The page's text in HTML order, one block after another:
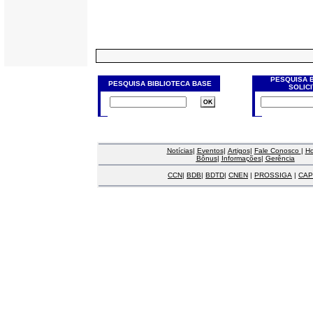
PESQUISA BIBLIOTECA BASE
PESQUISA
Notícias| Eventos| Artigos| Fale Conosco |
Bônus| Informações| Gerência
CCN| BDB| BDTD| CNEN | PROSSIGA |